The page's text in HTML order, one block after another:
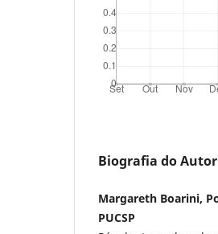
Biografia do Autor
Margareth Boarini,
PUCSP